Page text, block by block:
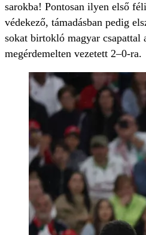
sarokba! Pontosan ilyen első
védekező, támadásban pedig
sokat birtokló magyar csapattal
megérdemelten vezetett 2–0-ra.